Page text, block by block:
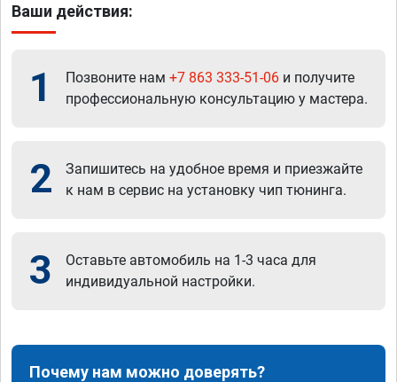
Ваши действия:
1 Позвоните нам +7 863 333-51-06 и получите
профессиональную консультацию у мастера.
2
Запишитесь на удобное время и приезжайте
к нам в сервис на установку чип тюнинга.
3
Оставьте автомобиль на 1-3 часа для
индивидуальной настройки.
Почему нам можно доверять?